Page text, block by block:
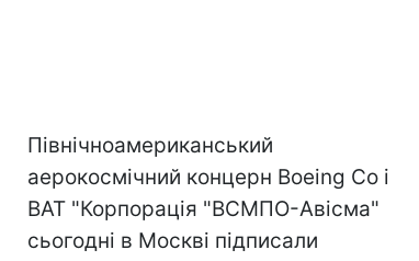
Північноамериканський
аерокосмічний концерн Boeing Co і
ВАТ "Корпорація "ВСМПО-Авісма"
сьогодні в Москві підписали